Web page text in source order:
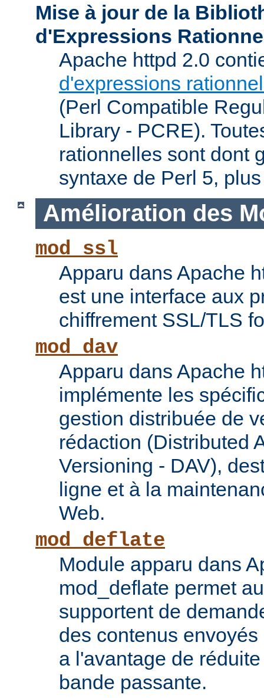
Mise à jour de la
d'Expressions
Apache httpd 2.0
d'expressions
(Perl Compatible
Library - PCRE).
rationnelles sont dont
syntaxe de Perl 5,
Amélioration des
mod_ssl
Apparu dans Apache
est une interface aux
chiffrement SSL/TLS
mod_dav
Apparu dans Apache
implémente les
gestion distribuée de
rédaction (Distributed
Versioning - DAV),
ligne et à la
Web.
mod_deflate
Module apparu dans
mod_deflate permet
supportent de
des contenus
a l'avantage de
bande passante.